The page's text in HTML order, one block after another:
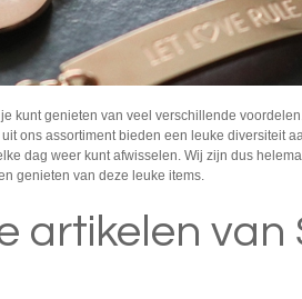
kunt genieten van veel verschillende
ons assortiment bieden een leuke diversiteit
dag weer kunt afwisselen. Wij zijn dus
genieten van deze leuke items.
artikelen van